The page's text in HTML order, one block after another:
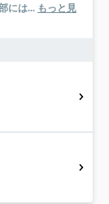
には... もっと見